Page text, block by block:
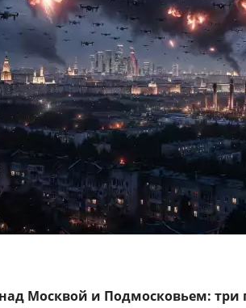
Москвой и Подмосковьем: